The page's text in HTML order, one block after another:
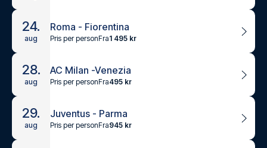
24.
aug
Roma - Fiorentina
Pris per personFra1 495 kr
28.
aug
AC Milan -Venezia
Pris per personFra495 kr
29.
aug
Juventus - Parma
Pris per personFra945 kr